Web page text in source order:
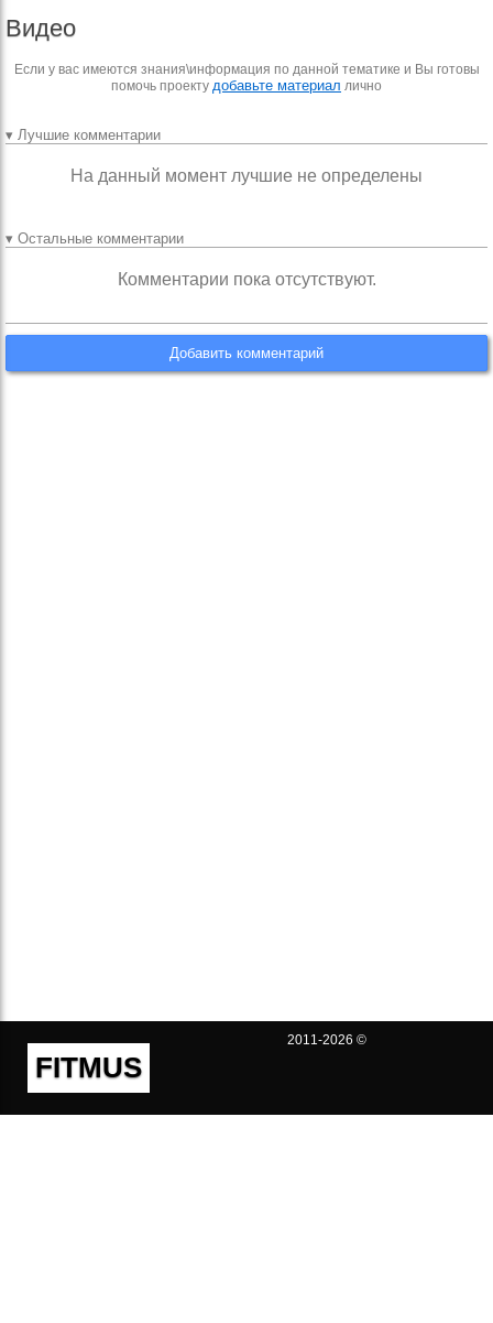
Видео
Если у вас имеются знания\информация по данной тематике и Вы готовы
помочь проекту добавьте материал лично
▾ Лучшие комментарии
На данный момент лучшие не определены
▾ Остальные комментарии
Комментарии пока отсутствуют.
Добавить комментарий
FITMUS
2011-2026 ©